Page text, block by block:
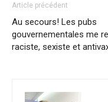
Article précédent
Au secours! Les pubs
gouvernementales me
raciste, sexiste et